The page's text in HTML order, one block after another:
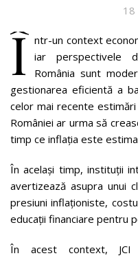
18
Î ntr-un context
iar perspectivele
România sunt
gestionarea eficientă a
celor mai recente
României ar urma să
timp ce inflația este
În același timp, instituții
avertizează asupra unui
presiuni inflaționiste,
educații financiare pentru
În acest context, JCI